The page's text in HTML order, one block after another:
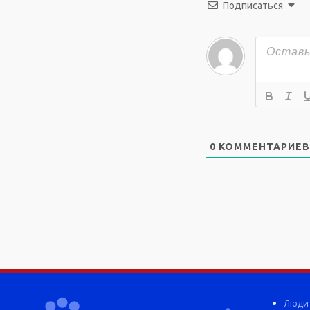
Подписаться
0 КОММЕНТАРИЕВ
Люди